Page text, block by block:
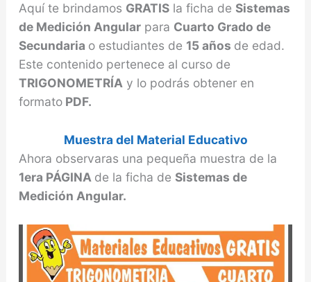
Aquí te brindamos GRATISla ficha de Sistemas
de Medición Angularpara Cuarto Grado de
Secundaria o estudiantes de 15 años de edad.
Este contenido pertenece al curso de
TRIGONOMETRÍAy lo podrás obtener en
formatoPDF.
Muestra del Material Educativo
Ahora observaras una pequeña muestra de la
1era PÁGINA de la ficha de Sistemas de
Medición Angular.